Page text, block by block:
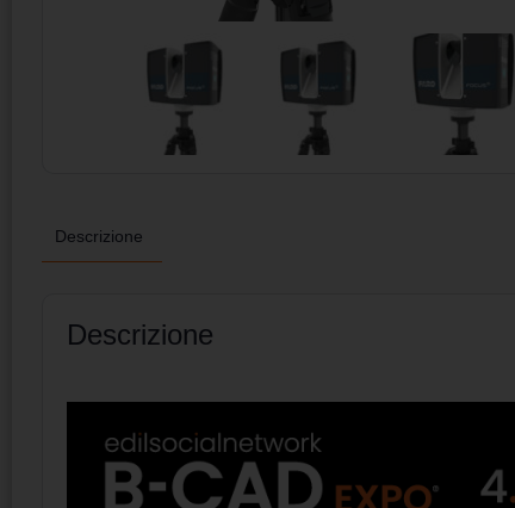
Descrizione
Descrizione